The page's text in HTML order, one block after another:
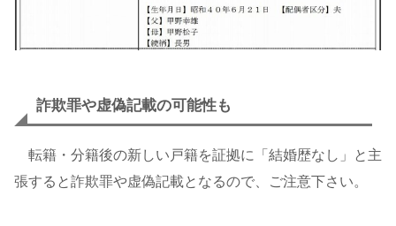
詐欺罪や虚偽記載の可能性も
転籍・分籍後の新しい戸籍を証拠に「結婚歴なし」と主
張すると詐欺罪や虚偽記載となるので、ご注意下さい。